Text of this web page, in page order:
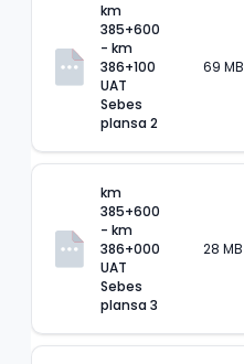
km
385+600
- km
386+100
UAT
Sebes
plansa 2
69 MB
km
385+600
- km
386+000
UAT
Sebes
plansa 3
28 MB